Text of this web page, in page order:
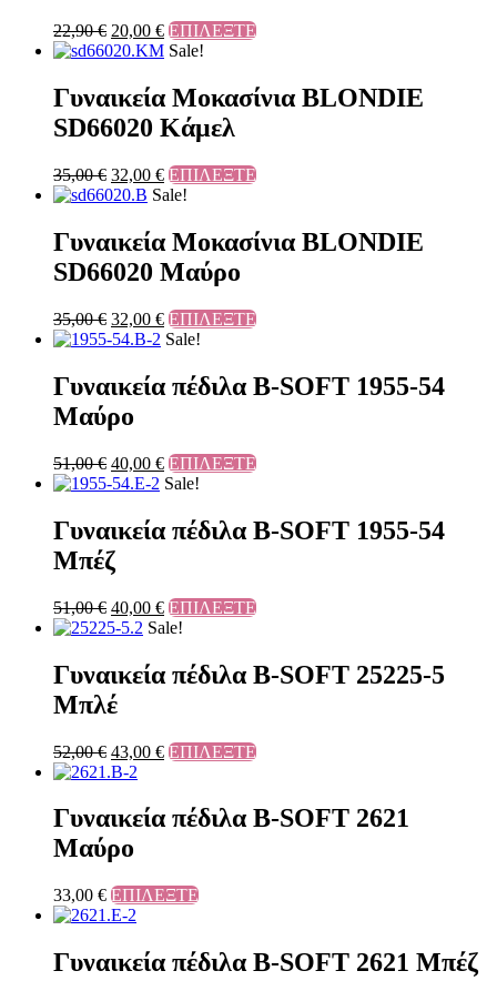
22,90€ 20,00 € ΕΠΙΛΕΞΤΕ
Sale!
Γυναικεία Μοκασίνια BLONDIE
SD66020 Κάμελ
35,00€ 32,00 € ΕΠΙΛΕΞΤΕ
Sale!
Γυναικεία Μοκασίνια BLONDIE
SD66020 Μαύρο
35,00€ 32,00 € ΕΠΙΛΕΞΤΕ
Sale!
Γυναικεία πέδιλα B-SOFT 1955-54
Μαύρο
51,00€ 40,00 € ΕΠΙΛΕΞΤΕ
Sale!
Γυναικεία πέδιλα B-SOFT 1955-54
Μπέζ
51,00€ 40,00 € ΕΠΙΛΕΞΤΕ
Sale!
Γυναικεία πέδιλα B-SOFT 25225-5
Μπλέ
52,00€ 43,00 € ΕΠΙΛΕΞΤΕ
Γυναικεία πέδιλα B-SOFT 2621
Μαύρο
33,00 € ΕΠΙΛΕΞΤΕ
Γυναικεία πέδιλα B-SOFT 2621 Μπέζ